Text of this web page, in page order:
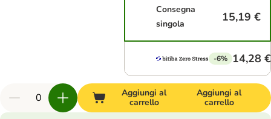
Consegna
singola
15,19 €
-6% 14,28 €
Aggiungi al
carrello
Aggiungi al
carrello